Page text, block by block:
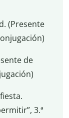
(Presente
de
3.ª